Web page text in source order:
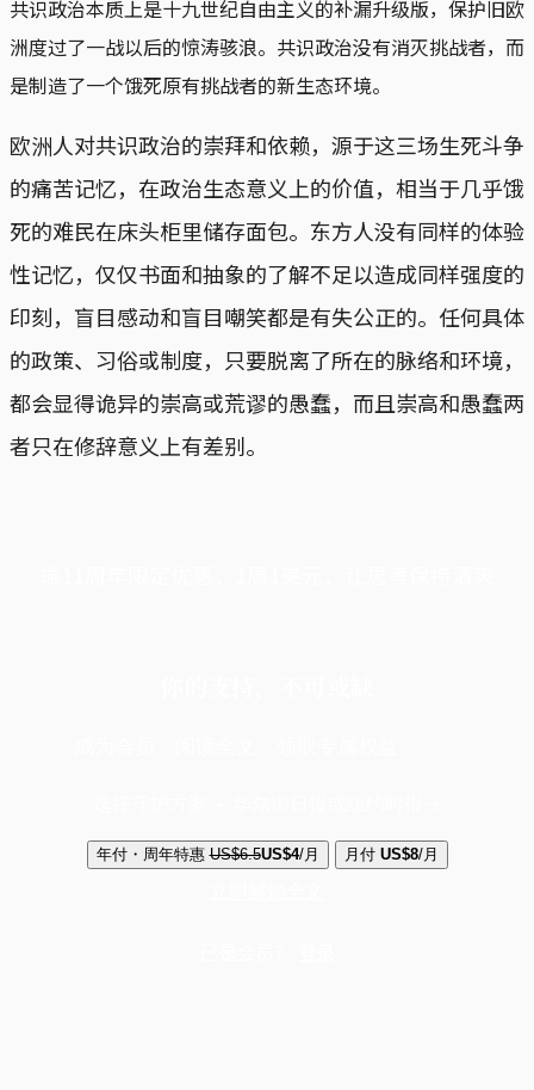
共识政治本质上是十九世纪自由主义的补漏升级版，保护旧欧
洲度过了一战以后的惊涛骇浪。共识政治没有消灭挑战者，而
是制造了一个饿死原有挑战者的新生态环境。
欧洲人对共识政治的崇拜和依赖，源于这三场生死斗争
的痛苦记忆，在政治生态意义上的价值，相当于几乎饿
死的难民在床头柜里储存面包。东方人没有同样的体验
性记忆，仅仅书面和抽象的了解不足以造成同样强度的
印刻，盲目感动和盲目嘲笑都是有失公正的。任何具体
的政策、习俗或制度，只要脱离了所在的脉络和环境，
都会显得诡异的崇高或荒谬的愚蠢，而且崇高和愚蠢两
者只在修辞意义上有差别。
年付・周年特惠 US$6.5US$4/月 月付 US$8/月